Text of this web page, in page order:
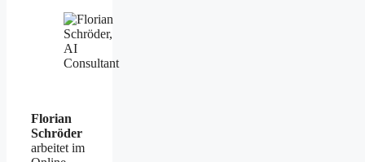
Florian
Schröder
arbeitet im